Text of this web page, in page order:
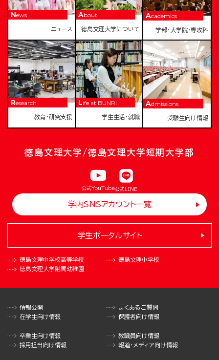
News
ニュース
About
徳島文理大学について
Academics
学部・大学院・専攻科
Research
教育・研究支援
Life at BUNRI
学生生活・就職
Admissions
受験生向け情報
徳島文理大学/徳島文理大学短期大学部
公式YouTube公式LINE
学内SNSアカウント一覧
徳島文理中学校高等学校
徳島文理小学校
徳島文理大学附属幼稚園
学生ポータルサイト
情報公開
よくあるご質問
在学生向け情報
保護者向け情報
卒業生向け情報
教職員向け情報
採用担当向け情報
報道・メディア向け情報